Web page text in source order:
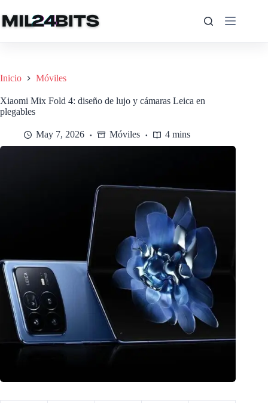
al
contenido
Inicio Móviles
Xiaomi Mix Fold 4: diseño de lujo y cámaras Leica en
plegables
May 7, 2026 Móviles 4 mins